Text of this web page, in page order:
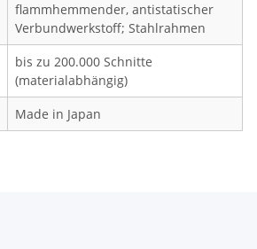
flammhemmender, antistatischer
Verbundwerkstoff; Stahlrahmen
bis zu 200.000 Schnitte
(materialabhängig)
Made in Japan